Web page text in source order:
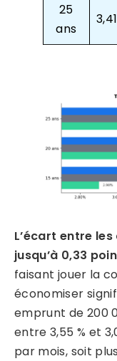
25
ans
L’écart entre
jusqu’à 0,33
faisant jouer la
économiser
emprunt de 200
entre 3,55 % et
par mois, soit